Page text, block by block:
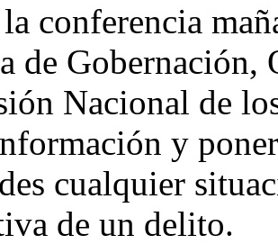
conferencia
de Gobernación,
Nacional de
y
cualquier
de un delito.